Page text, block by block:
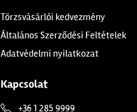
Törzsvásárlói kedvezmény
Általános Szerződési Feltételek
Adatvédelmi nyilatkozat
Kapcsolat
+36 1 285 9999